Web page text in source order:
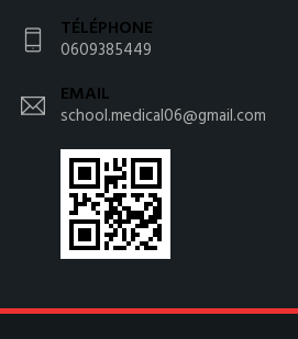
TÉLÉPHONE
0609385449
EMAIL
school.medical06@gmail.com